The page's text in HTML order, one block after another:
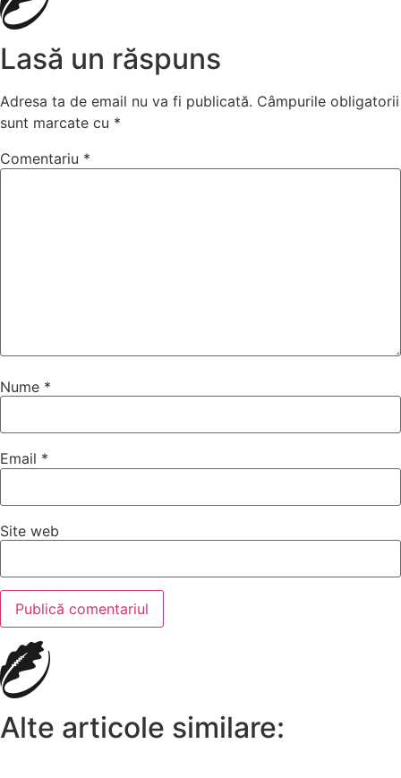
Lasă un răspuns
Adresa ta de email nu va fi publicată. Câmpurile obligatorii
sunt marcate cu *
Comentariu *
Nume *
Email *
Site web
Alte articole similare: